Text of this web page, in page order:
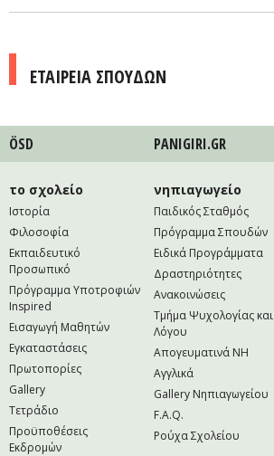
ΕΤΑΙΡΕΙΑ ΣΠΟΥΔΩΝ
ÖSD PANIGIRI.GR
το σχολείο
Ιστορία
Φιλοσοφία
Εκπαιδευτικό
Προσωπικό
Πρόγραμμα Υποτροφιών
Inspired
Εισαγωγή Μαθητών
Εγκαταστάσεις
Πρωτοπορίες
Gallery
Τετράδιο
Προϋποθέσεις
Εκδρομών
νηπιαγωγείο
Παιδικός Σταθμός
Πρόγραμμα Σπουδών
Ειδικά Προγράμματα
Δραστηριότητες
Ανακοινώσεις
Τμήμα Ψυχολογίας και
Λόγου
Απογευματινά NH
Αγγλικά
Gallery Νηπιαγωγείου
F.A.Q.
Ρούχα Σχολείου